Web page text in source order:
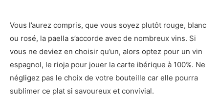
Vous l’aurez compris, que vous soyez plutôt rouge, blanc
ou rosé, la paella s’accorde avec de nombreux vins. Si
vous ne deviez en choisir qu’un, alors optez pour un vin
espagnol, le rioja pour jouer la carte ibérique à 100%. Ne
négligez pas le choix de votre bouteille car elle pourra
sublimer ce plat si savoureux et convivial.